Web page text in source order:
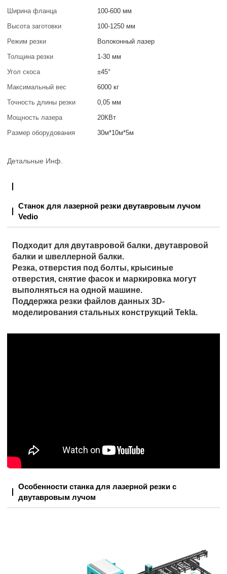
Ширина фланца
100-600 мм
Высота заготовки
100-1250 мм
Режим резки
Волоконный лазер
Толщина резки
1-30 мм
Угол скоса
±45°
Максимальный вес
6000 кг
Точность длины резки
0,05 мм
Мощность лазера
20КВт
Размер оборудования
30м*10м*5м
Детальные Инф.
Станок для лазерной резки двутавровым лучом
Vedio
Подходит для двутавровой балки, двутавровой
балки и швеллерной балки.
Резка, отверстия под болты, крысиные
отверстия, снятие фасок и маркировка могут
выполняться на одной машине.
Поддержка резки файлов данных 3D-
моделирования стальных конструкций Tekla.
Особенности станка для лазерной резки с
двутавровым лучом